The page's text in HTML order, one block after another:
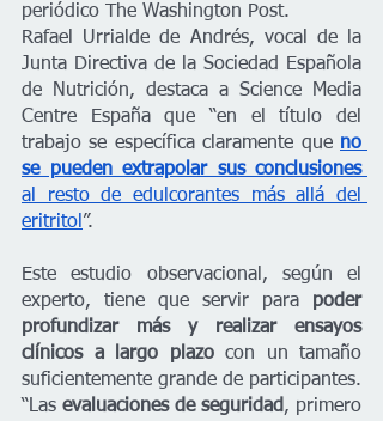
periódico The Washington Post.
Rafael Urrialde de Andrés, vocal de la
Junta Directiva de la Sociedad Española
de Nutrición, destaca a Science Media
Centre España que “en el título del
trabajo se específica claramente que no
se pueden extrapolar sus conclusiones
al resto de edulcorantes más allá del
eritritol ”.
Este estudio observacional, según el
experto, tiene que servir para poder
profundizar más y realizar ensayos
clínicos a largo plazo con un tamaño
suficientemente grande de participantes.
“Las evaluaciones de seguridad, primero